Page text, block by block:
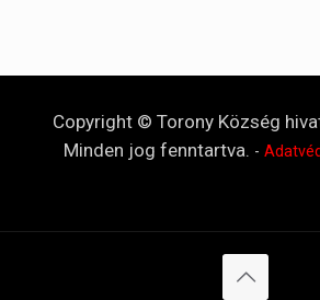
Copyright © Torony Község
Minden jog fenntartva. -